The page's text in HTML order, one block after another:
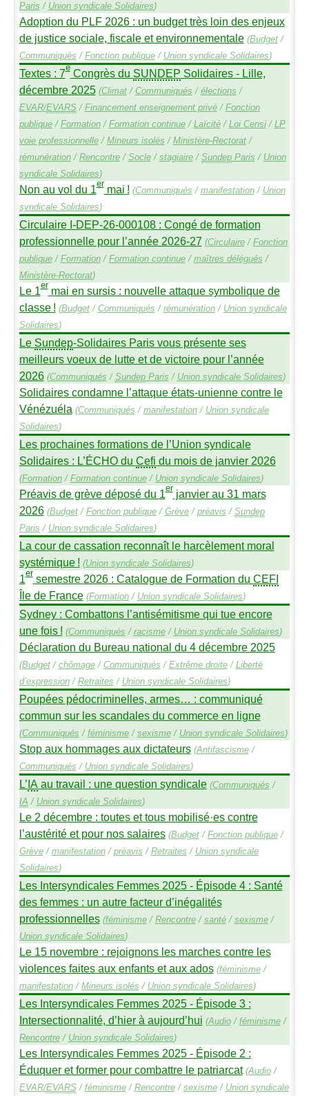
Paris / Union syndicale Solidaires)
Adoption du PLF2026 : un budget très loin des enjeux
de justice sociale, fiscale et environnementale (Budget/
Communiqués / Fonction publique/ Union syndicale Solidaires)
Textes : 7eCongrès du SUNDEP Solidaires - Lille,
décembre 2025 (Climat/ Communiqués / élections /
EVAR/EVARS/ Financement enseignement privé/ Fonction
publique/ Formation/ Formation continue/ Laïcité/ Loi Censi/ LP
voie professionnelle/ Mineurs isolés / Ministère-Rectorat/
rémunération/ Rencontre/ Socle/ stagiaire/ SundepParis / Union
syndicale Solidaires)
Non au vol du 1ermai ! (Communiqués / manifestation/ Union
syndicale Solidaires)
Circulaire I-DEP-26-000108 : Congé de formation
professionnelle pour l’année 2026-27 (Circulaire/ Fonction
publique/ Formation/ Formation continue/ maîtres délégués /
Ministère-Rectorat)
Le 1ermai en sursis : nouvelle attaque symbolique de
classe ! (Budget/ Communiqués / rémunération/ Union syndicale
Solidaires)
Le Sundep-Solidaires Paris vous présente ses
meilleurs voeux de lutte et de victoire pour l’année
2026 (Communiqués / SundepParis / Union syndicale Solidaires)
Solidaires condamne l’attaque états-unienne contre le
Vénézuéla (Communiqués / manifestation/ Union syndicale
Solidaires)
Les prochaines formations de l’Union syndicale
Solidaires : L’ÉCHOdu Cefi du mois de janvier 2026
(Formation/ Formation continue/ Union syndicale Solidaires)
Préavis de grève déposé du 1erjanvier au 31 mars
2026 (Budget/ Fonction publique/ Grève/ préavis / Sundep
Paris / Union syndicale Solidaires)
La cour de cassation reconnaît le harcèlement moral
systémique ! (Union syndicale Solidaires)
1ersemestre 2026 : Catalogue de Formation du CEFI
Île de France (Formation/ Union syndicale Solidaires)
Sydney : Combattons l’antisémitisme qui tue encore
une fois ! (Communiqués / racisme/ Union syndicale Solidaires)
Déclaration du Bureau national du 4 décembre 2025
(Budget/ chômage/ Communiqués / Extrême droite/ Liberté
d’expression/ Retraites / Union syndicale Solidaires)
Poupées pédocriminelles, armes… : communiqué
commun sur les scandales du commerce en ligne
(Communiqués / féminisme/ sexisme/ Union syndicale Solidaires)
Stop aux hommages aux dictateurs (Antifascisme/
Communiqués / Union syndicale Solidaires)
L’IA au travail : une question syndicale (Communiqués /
IA / Union syndicale Solidaires)
Le 2 décembre : toutes et tous mobilisé·es contre
l’austérité et pour nos salaires (Budget/ Fonction publique/
Grève/ manifestation/ préavis / Retraites / Union syndicale
Solidaires)
Les Intersyndicales Femmes 2025 - Épisode 4 : Santé
des femmes : un autre facteur d’inégalités
professionnelles (féminisme/ Rencontre/ santé/ sexisme/
Union syndicale Solidaires)
Le 15 novembre : rejoignons les marches contre les
violences faites aux enfants et aux ados (féminisme/
manifestation/ Mineurs isolés / Union syndicale Solidaires)
Les Intersyndicales Femmes 2025 - Épisode 3 :
Intersectionnalité, d’hier à aujourd’hui (Audio/ féminisme/
Rencontre/ Union syndicale Solidaires)
Les Intersyndicales Femmes 2025 - Épisode 2 :
Éduquer et former pour combattre le patriarcat (Audio/
EVAR/EVARS/ féminisme/ Rencontre/ sexisme/ Union syndicale